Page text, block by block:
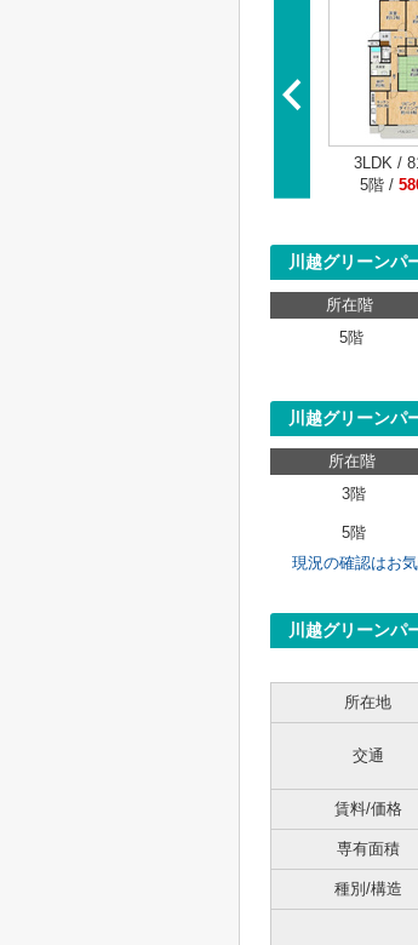
3LDK /
5階 /
川越グリーンパ
所在階
5階
川越グリーンパ
所在階
3階
5階
現況の確認はお
川越グリーンパ
所在地
交通
賃料/価格
専有面積
種別/構造